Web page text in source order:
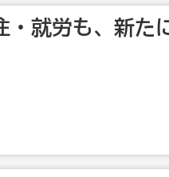
就労も、新た